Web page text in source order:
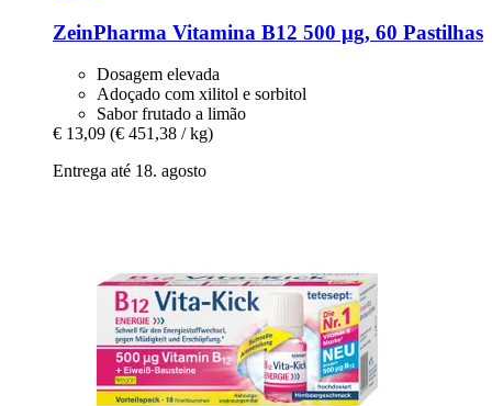
ZeinPharma Vitamina B12 500 μg, 60 Pastilhas
Dosagem elevada
Adoçado com xilitol e sorbitol
Sabor frutado a limão
€ 13,09 (€ 451,38 / kg)
Entrega até 18. agosto